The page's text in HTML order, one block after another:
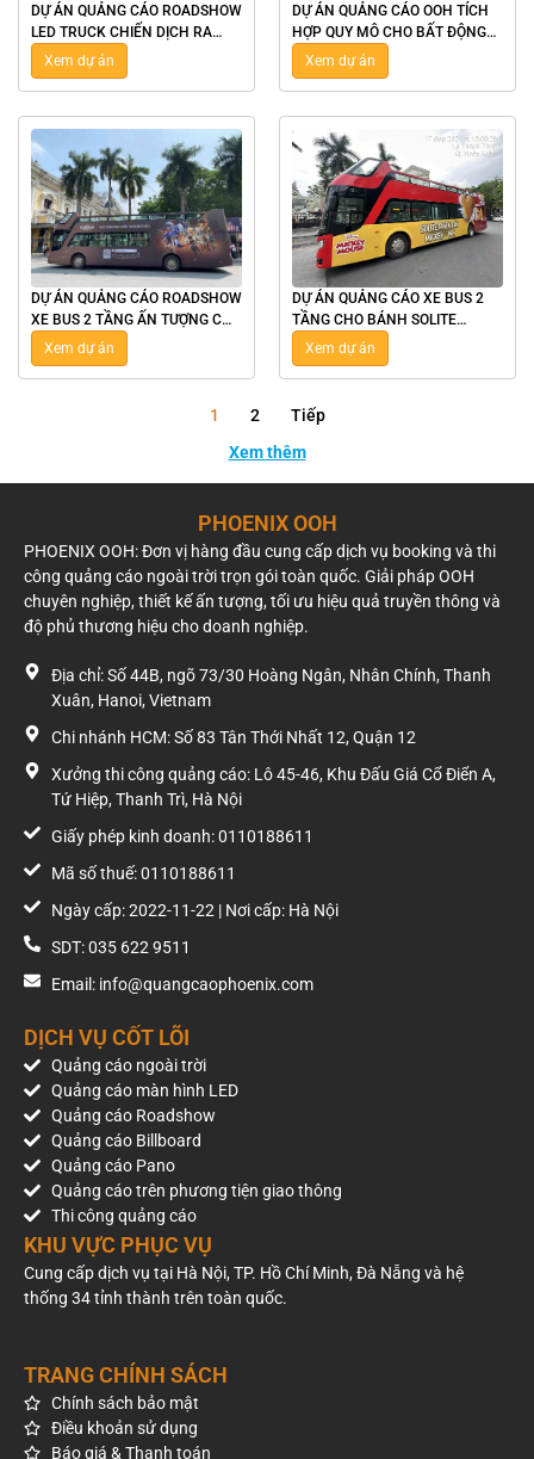
DỰ ÁN QUẢNG CÁO ROADSHOW
LED TRUCK CHIẾN DỊCH RA
MẮT BÁNH XẾP GYOZA
AJINOMOTO TẠI TP.HCM
Xem dự án
DỰ ÁN QUẢNG CÁO OOH TÍCH
HỢP QUY MÔ CHO BẤT ĐỘNG
SẢN HPX GOLDEN LÀO CAI
Xem dự án
DỰ ÁN QUẢNG CÁO ROADSHOW
XE BUS 2 TẦNG ẤN TƯỢNG CHO
GAME "GENSHIN IMPACT" TẠI
HÀ NỘI & TP.HCM
Xem dự án
DỰ ÁN QUẢNG CÁO XE BUS 2
TẦNG CHO BÁNH SOLITE
MICKEY TẠI HÀ NỘI
Xem dự án
1 2
Tiếp
Xem thêm
PHOENIX OOH
PHOENIX OOH: Đơn vị hàng đầu cung cấp dịch vụ booking và thi
công quảng cáo ngoài trời trọn gói toàn quốc. Giải pháp OOH
chuyên nghiệp, thiết kế ấn tượng, tối ưu hiệu quả truyền thông và
độ phủ thương hiệu cho doanh nghiệp.
Địa chỉ: Số 44B, ngõ 73/30 Hoàng Ngân, Nhân Chính, Thanh
Xuân, Hanoi, Vietnam
Chi nhánh HCM: Số 83 Tân Thới Nhất 12, Quận 12
Xưởng thi công quảng cáo: Lô 45-46, Khu Đấu Giá Cổ Điển A,
Tứ Hiệp, Thanh Trì, Hà Nội
Giấy phép kinh doanh: 0110188611
Mã số thuế: 0110188611
Ngày cấp: 2022-11-22 | Nơi cấp: Hà Nội
SDT: 035 622 9511
Email: info@quangcaophoenix.com
DỊCH VỤ CỐT LÕI
Quảng cáo ngoài trời
Quảng cáo màn hình LED
Quảng cáo Roadshow
Quảng cáo Billboard
Quảng cáo Pano
Quảng cáo trên phương tiện giao thông
Thi công quảng cáo
KHU VỰC PHỤC VỤ
Cung cấp dịch vụ tại Hà Nội, TP. Hồ Chí Minh, Đà Nẵng và hệ
thống 34 tỉnh thành trên toàn quốc.
TRANG CHÍNH SÁCH
Chính sách bảo mật
Điều khoản sử dụng
Báo giá & Thanh toán